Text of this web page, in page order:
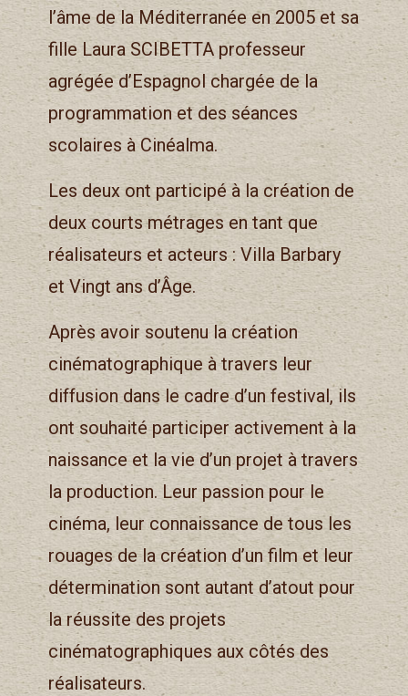
l’âme de la Méditerranée en 2005 et sa
fille Laura SCIBETTA professeur
agrégée d’Espagnol chargée de la
programmation et des séances
scolaires à Cinéalma.
Les deux ont participé à la création de
deux courts métrages en tant que
réalisateurs et acteurs : Villa Barbary
et Vingt ans d’Âge.
Après avoir soutenu la création
cinématographique à travers leur
diffusion dans le cadre d’un festival, ils
ont souhaité participer activement à la
naissance et la vie d’un projet à travers
la production. Leur passion pour le
cinéma, leur connaissance de tous les
rouages de la création d’un film et leur
détermination sont autant d’atout pour
la réussite des projets
cinématographiques aux côtés des
réalisateurs.